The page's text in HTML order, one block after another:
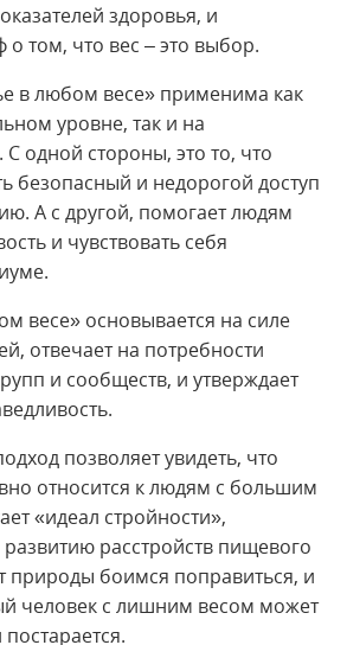
здоровья, и
том, что вес – это выбор.
в любом весе» применима как
уровне, так и на
одной стороны, это то, что
безопасный и недорогой доступ
А с другой, помогает людям
и чувствовать себя
весе» основывается на силе
отвечает на потребности
и сообществ, и утверждает
позволяет увидеть, что
относится к людям с большим
«идеал стройности»,
расстройств пищевого
природы боимся поправиться, и
человек с лишним весом может